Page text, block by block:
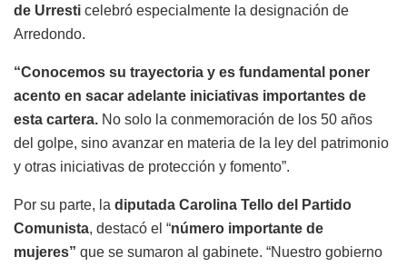
de Urresti celebró especialmente la designación de
Arredondo.
“Conocemos su trayectoria y es fundamental poner
acento en sacar adelante iniciativas importantes de
esta cartera. No solo la conmemoración de los 50 años
del golpe, sino avanzar en materia de la ley del patrimonio
y otras iniciativas de protección y fomento”.
Por su parte, la diputada Carolina Tello del Partido
Comunista, destacó el “número importante de
mujeres” que se sumaron al gabinete. “Nuestro gobierno